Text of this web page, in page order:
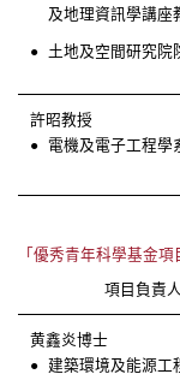
及地理資訊學講座
土地及空間研究院
許昭教授
電機及電子工程學
「優秀青年科學基金項
項目負責人
黄鑫炎博士
建築環境及能源工